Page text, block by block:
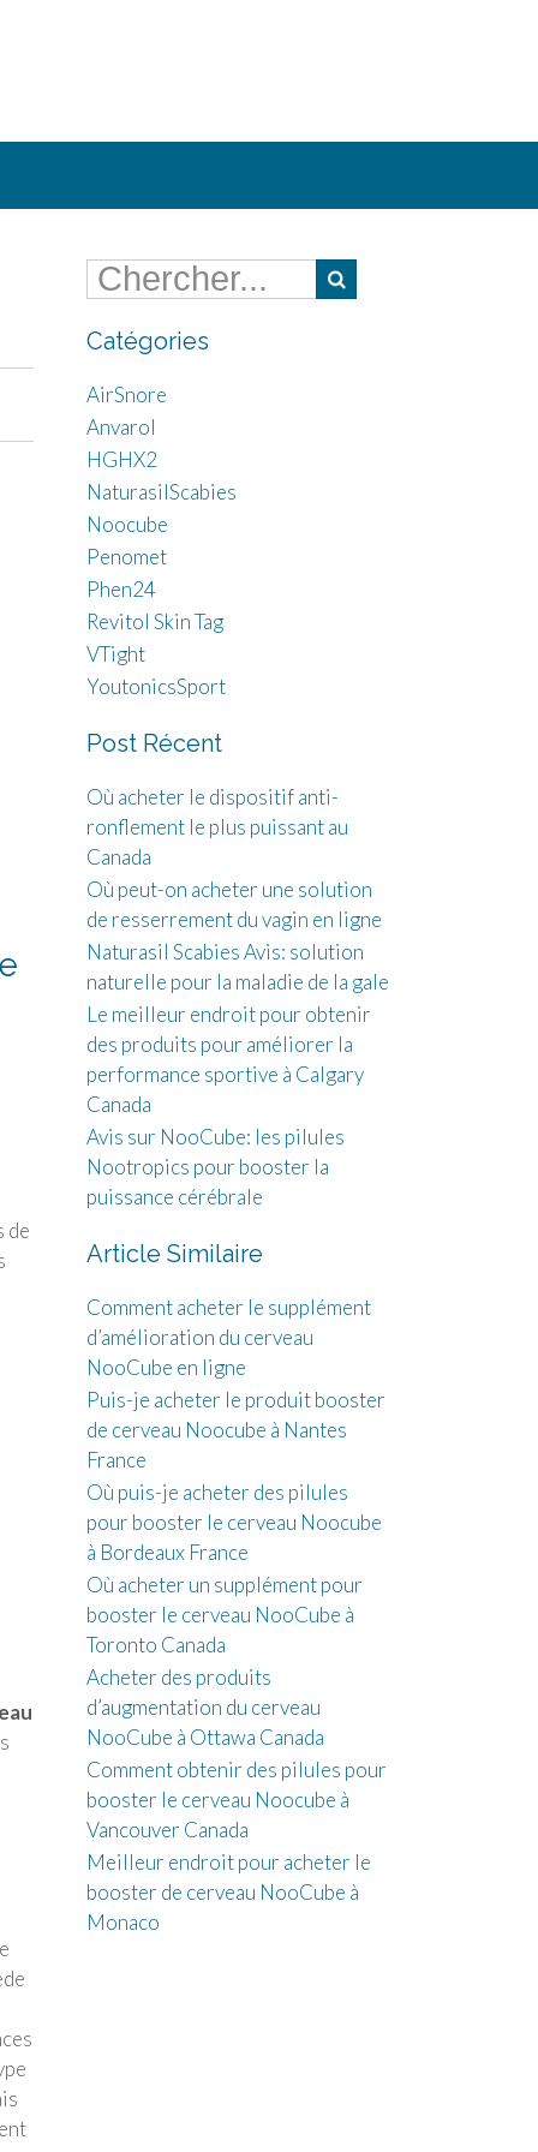
de
Catégories
AirSnore
Anvarol
HGHX2
NaturasilScabies
Noocube
Penomet
Phen24
Revitol Skin Tag
VTight
YoutonicsSport
Post Récent
Où acheter le dispositif anti-
ronflement le plus puissant au
Canada
Où peut-on acheter une solution
de resserrement du vagin en ligne
Naturasil Scabies Avis: solution
naturelle pour la maladie de la gale
Le meilleur endroit pour obtenir
des produits pour améliorer la
performance sportive à Calgary
Canada
Avis sur NooCube: les pilules
Nootropics pour booster la
puissance cérébrale
Article Similaire
Comment acheter le supplément
d’amélioration du cerveau
NooCube en ligne
Puis-je acheter le produit booster
de cerveau Noocube à Nantes
France
Où puis-je acheter des pilules
pour booster le cerveau Noocube
à Bordeaux France
Où acheter un supplément pour
booster le cerveau NooCube à
Toronto Canada
Acheter des produits
d’augmentation du cerveau
NooCube à Ottawa Canada
Comment obtenir des pilules pour
booster le cerveau Noocube à
Vancouver Canada
Meilleur endroit pour acheter le
booster de cerveau NooCube à
Monaco